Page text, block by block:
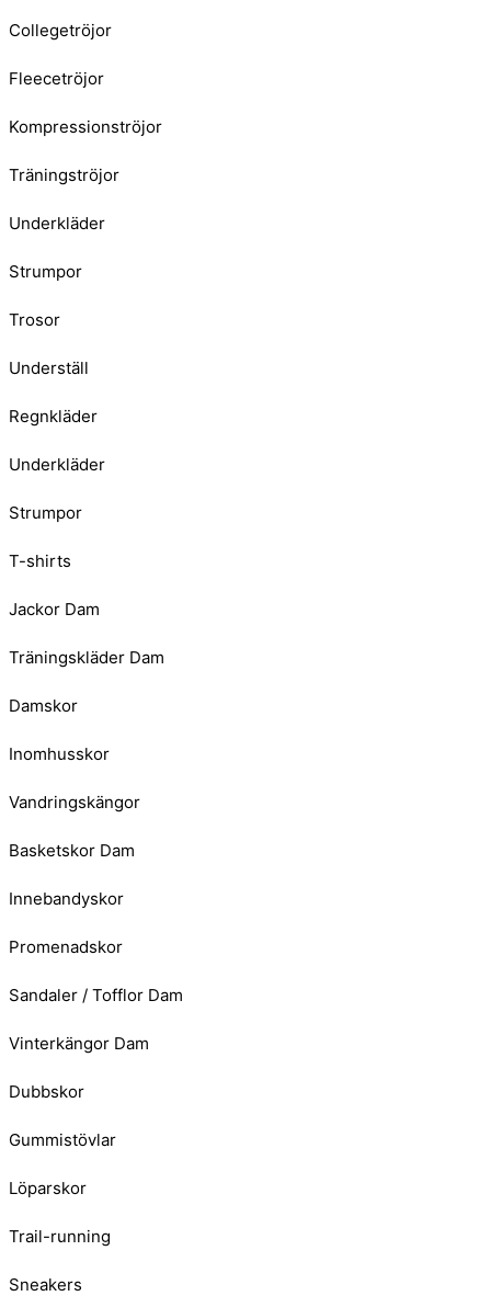
Collegetröjor
Fleecetröjor
Kompressionströjor
Träningströjor
Underkläder
Strumpor
Trosor
Underställ
Regnkläder
Underkläder
Strumpor
T-shirts
Jackor Dam
Träningskläder Dam
Damskor
Inomhusskor
Vandringskängor
Basketskor Dam
Innebandyskor
Promenadskor
Sandaler / Tofflor Dam
Vinterkängor Dam
Dubbskor
Gummistövlar
Löparskor
Trail-running
Sneakers